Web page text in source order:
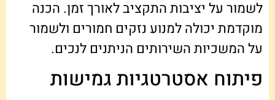
לשמור על יציבות התקציב לאורך זמן. הכנה
מוקדמת יכולה למנוע נזקים חמורים ולשמור
על המשכיות השירותים הניתנים לנכים.
פיתוח אסטרטגיות גמישות